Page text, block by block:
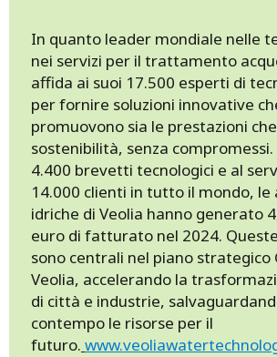
In quanto leader mondiale nelle
nei servizi per il trattamento
affida ai suoi 17.500 esperti di
per fornire soluzioni innovative
promuovono sia le prestazioni
sostenibilità, senza
4.400 brevetti tecnologici e al
14.000 clienti in tutto il mondo,
idriche di Veolia hanno generato
euro di fatturato nel 2024.
sono centrali nel piano strategico
Veolia, accelerando la
di città e industrie,
contempo le risorse per il
futuro.